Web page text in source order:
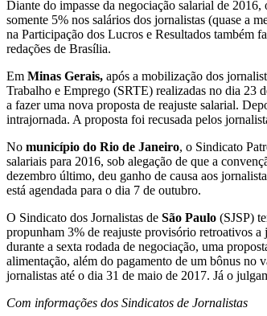
Diante do impasse da negociação salarial de
somente 5% nos salários dos jornalistas (quase a
na Participação dos Lucros e Resultados também
redações de Brasília.
Em Minas Gerais, após a mobilização dos
Trabalho e Emprego (SRTE) realizadas no dia 23
a fazer uma nova proposta de reajuste salarial.
intrajornada. A proposta foi recusada pelos
No município do Rio de Janeiro, o Sindicato
salariais para 2016, sob alegação de que a
dezembro último, deu ganho de causa aos
está agendada para o dia 7 de outubro.
O Sindicato dos Jornalistas de São Paulo (SJSP)
propunham 3% de reajuste provisório retroativos a
durante a sexta rodada de negociação, uma
alimentação, além do pagamento de um bônus no
jornalistas até o dia 31 de maio de 2017. Já o
Com informações dos Sindicatos de Jornalistas